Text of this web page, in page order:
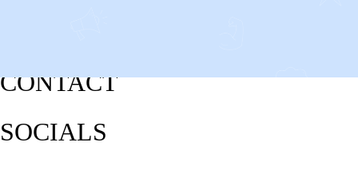
CONTACT
SOCIALS